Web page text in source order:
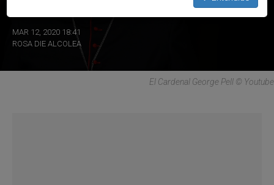
MAR 12, 2020 18:41
ROSA DIE ALCOLEA
El Cardenal George Pell © Youtube